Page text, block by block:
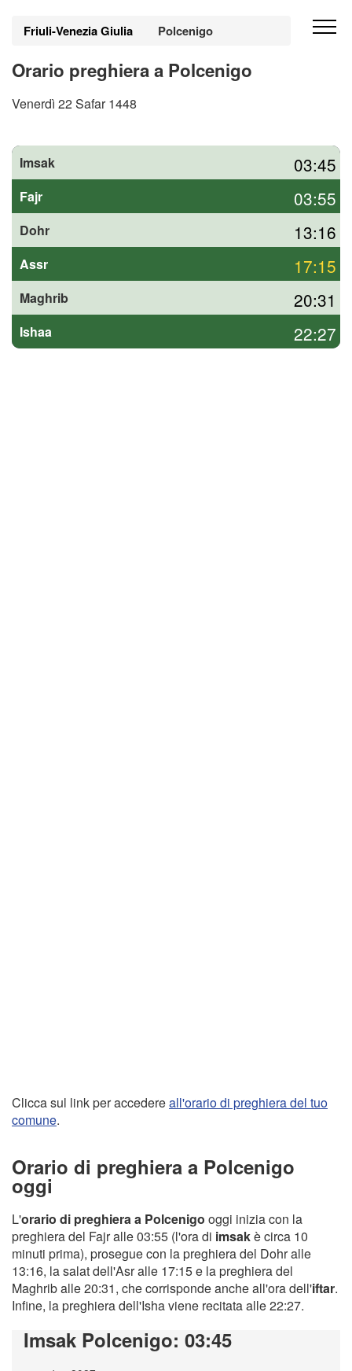
Friuli-Venezia Giulia Polcenigo
Orario preghiera a Polcenigo
Venerdì 22 Safar 1448
Imsak 03:45
Fajr 03:55
Dohr 13:16
Assr 17:15
Maghrib 20:31
Ishaa 22:27
Clicca sul link per accedereall'orario di preghiera del tuo
comune.
Orario di preghiera a Polcenigo
oggi
L'orario di preghiera a Polcenigo oggi inizia con la
preghiera del Fajr alle 03:55 (l'ora di imsakè circa 10
minuti prima), prosegue con la preghiera del Dohr alle
13:16, la salat dell'Asr alle 17:15 e la preghiera del
Maghrib alle 20:31, che corrisponde anche all'ora dell'iftar.
Infine, la preghiera dell'Isha viene recitata alle 22:27.
Imsak Polcenigo: 03:45